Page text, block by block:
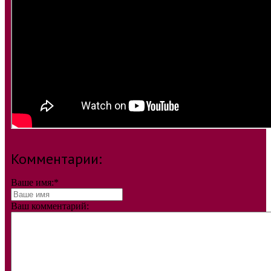
Комментарии:
Ваше имя:*
Ваш комментарий: